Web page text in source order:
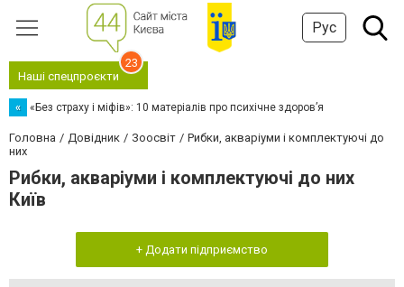
Рус
Наші спецпроєкти
23
« «Без страху і міфів»: 10 матеріалів про психічне здоров’я
Головна Довідник Зоосвіт
Рибки, акваріуми і комплектуючі до
них
Рибки, акваріуми і комплектуючі до них
Київ
+ Додати підприємство